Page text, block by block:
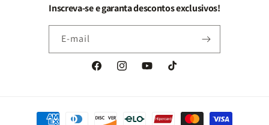
Inscreva-se e garanta descontos exclusivos!
E-mail
FacebookInstagramYouTubeTikTok
Formas